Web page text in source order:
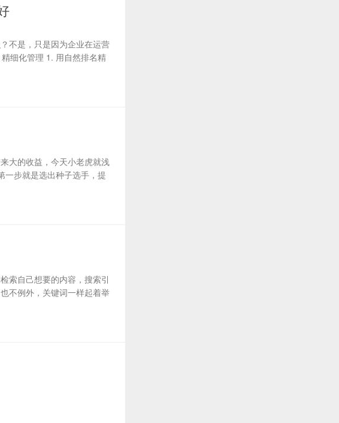
不是，只是因为企业在运营
细化管理 1. 用自然排名精
大的收益，今天小老虎就浅
一步就是选出种子选手，提
索自己想要的内容，搜索引
不例外，关键词一样起着举